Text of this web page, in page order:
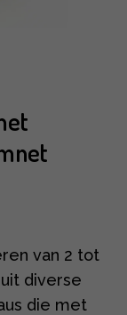
van 2 tot
diverse
die met